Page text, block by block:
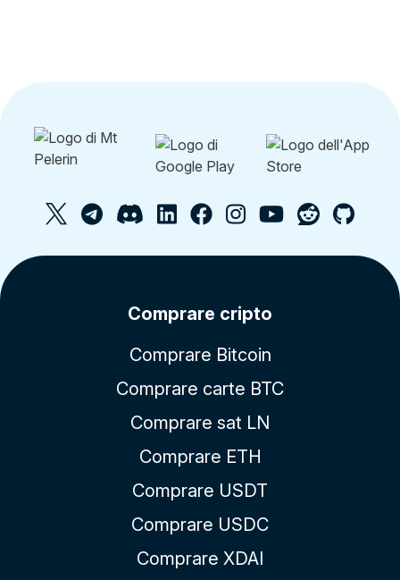
Comprare cripto
Comprare Bitcoin
Comprare carte BTC
Comprare sat LN
Comprare ETH
Comprare USDT
Comprare USDC
Comprare XDAI